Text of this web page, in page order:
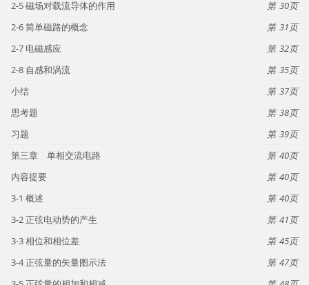
2-5 磁场对载流导体的作用
30
2-6 简单磁路的概念
31
2-7 电磁感应
32
2-8 自感和涡流
35
小结
37
思考题
38
习题
39
第三章 单相交流电路
40
内容提要
40
3-1 概述
40
3-2 正弦电动势的产生
41
3-3 相位和相位差
45
3-4 正弦量的矢量图示法
47